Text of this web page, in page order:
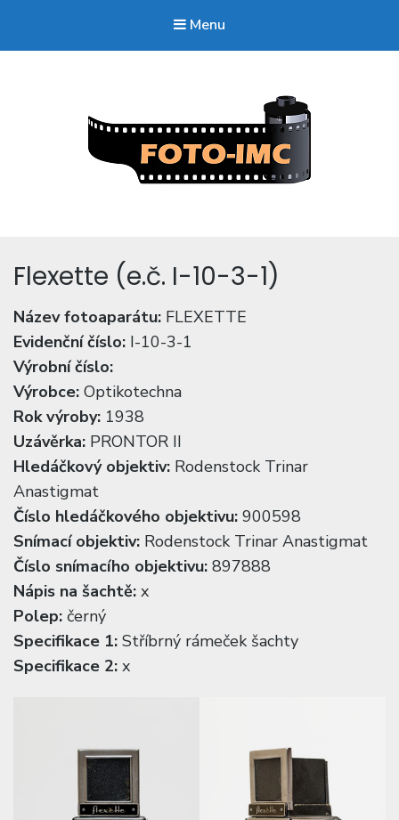
Menu
Flexette (e.č. I-10-3-1)
Název fotoaparátu: FLEXETTE
Evidenční číslo: I-10-3-1
Výrobní číslo:
Výrobce: Optikotechna
Rok výroby: 1938
Uzávěrka: PRONTOR II
Hledáčkový objektiv: Rodenstock Trinar
Anastigmat
Číslo hledáčkového objektivu: 900598
Snímací objektiv: Rodenstock Trinar Anastigmat
Číslo snímacího objektivu: 897888
Nápis na šachtě: x
Polep: černý
Specifikace 1: Stříbrný rámeček šachty
Specifikace 2: x